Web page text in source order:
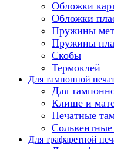
Обложки
Обложки
Пружины
Пружины
Скобы
Термоклей
Для тампонной
Для
Клише и
Печатные
Для трафаретной